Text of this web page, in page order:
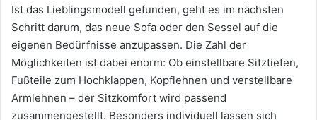
Ist das Lieblingsmodell gefunden, geht es im nächsten
Schritt darum, das neue Sofa oder den Sessel auf die
eigenen Bedürfnisse anzupassen. Die Zahl der
Möglichkeiten ist dabei enorm: Ob einstellbare Sitztiefen,
Fußteile zum Hochklappen, Kopflehnen und verstellbare
Armlehnen – der Sitzkomfort wird passend
zusammengestellt. Besonders individuell lassen sich